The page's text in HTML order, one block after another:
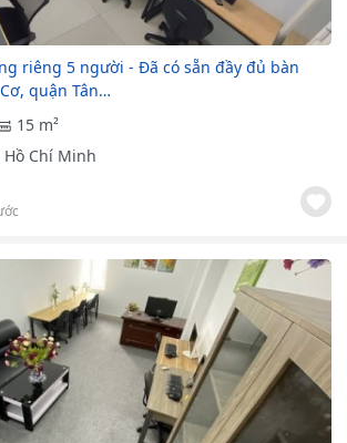
riêng 5 người - Đã có sẵn đầy đủ bàn
quận Tân…
15 m²
Chí Minh